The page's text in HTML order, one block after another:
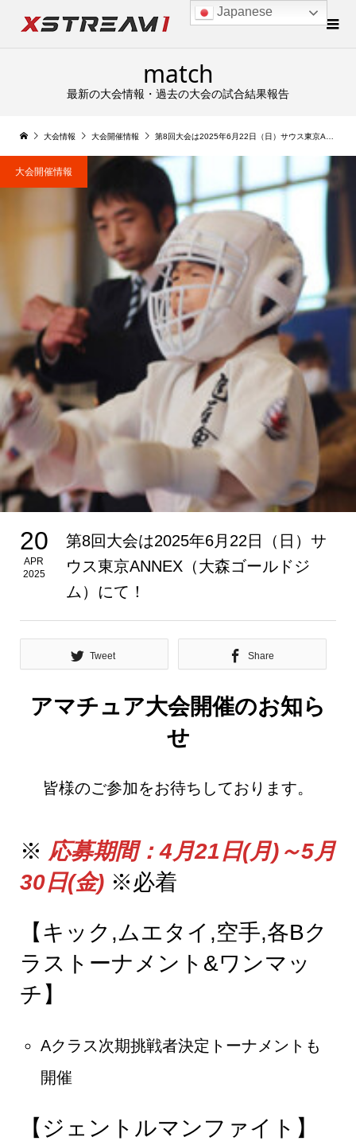
match
最新の大会情報・過去の大会の試合結果報告
大会情報 大会開催情報 第8回大会は2025年6月22日（日）サウス東京ANNEX（大森ゴールドジム）にて！
大会開催情報
20
APR
2025
第8回大会は2025年6月22日（日）サ
ウス東京ANNEX（大森ゴールドジ
ム）にて！
Tweet Share
アマチュア大会開催のお知ら
せ
皆様のご参加をお待ちしております。
※ 応募期間：4月21日(月)～5月
30日(金)※必着
【キック,ムエタイ,空手,各Bク
ラストーナメント&ワンマッ
チ】
Aクラス次期挑戦者決定トーナメントも
開催
【ジェントルマンファイト】
Japanese